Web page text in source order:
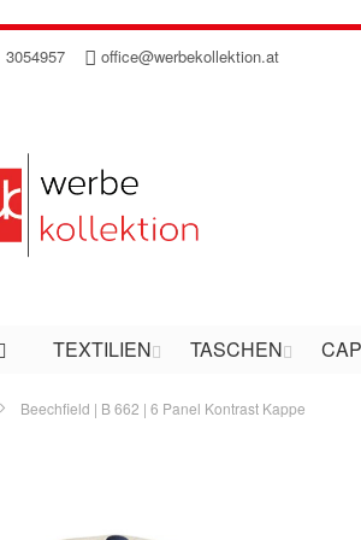
3054957 office@werbekollektion.at
TEXTILIEN TASCHEN
Beechfield | B 662 | 6 Panel Kontrast Kappe